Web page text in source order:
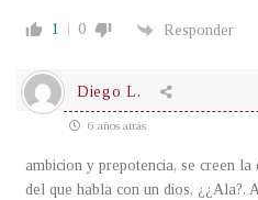
1 0 Responder
Diego L.
6 años atrás
ambicion y prepotencia, se creen
del que habla con un dios, ¿¿Ala?,